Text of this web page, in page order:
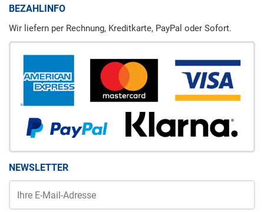
BEZAHLINFO
Wir liefern per Rechnung, Kreditkarte, PayPal oder Sofort.
NEWSLETTER